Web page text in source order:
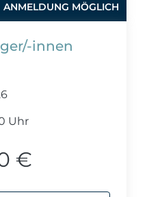
ANMELDUNG MÖGLICH
innen
Uhr
€